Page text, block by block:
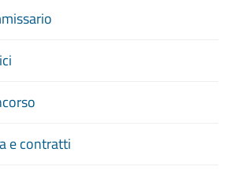
e contratti